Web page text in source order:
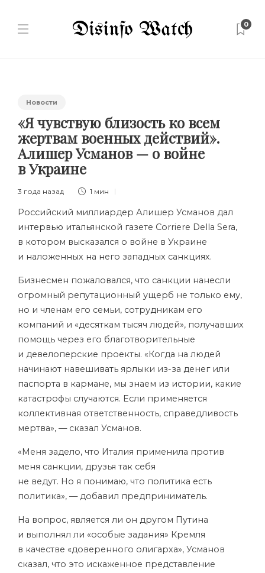
0
Новости
«Я чувствую близость ко всем
жертвам военных действий».
Алишер Усманов — о войне
в Украине
3 года назад 1 мин
Российский миллиардер Алишер Усманов дал
интервью итальянской газете Corriere Della Sera,
в котором высказался о войне в Украине
и наложенных на него западных санкциях.
Бизнесмен пожаловался, что санкции нанесли
огромный репутационный ущерб не только ему,
но и членам его семьи, сотрудникам его
компаний и «десяткам тысяч людей», получавших
помощь через его благотворительные
и девелоперские проекты. «Когда на людей
начинают навешивать ярлыки из-за денег или
паспорта в кармане, мы знаем из истории, какие
катастрофы случаются. Если применяется
коллективная ответственность, справедливость
мертва», — сказал Усманов.
«Меня задело, что Италия применила против
меня санкции, друзья так себя
не ведут. Но я понимаю, что политика есть
политика», — добавил предприниматель.
На вопрос, является ли он другом Путина
и выполнял ли «особые задания» Кремля
в качестве «доверенного олигарха», Усманов
сказал, что это искаженное представление